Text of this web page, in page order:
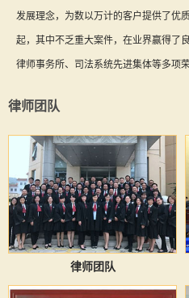
发展理念，为数以万计的客户提供了优
起，其中不乏重大案件，在业界赢得了
律师事务所、司法系统先进集体等多项
律师团队
律师团队